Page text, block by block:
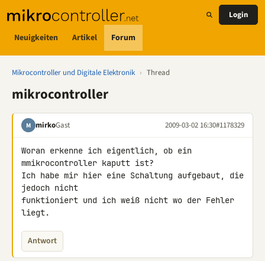
Neuigkeiten Artikel Forum
Login
Mikrocontroller und Digitale Elektronik › Thread
mikrocontroller
M mirkoGast 2009-03-02 16:30#1178329
Woran erkenne ich eigentlich, ob ein
mmikrocontroller kaputt ist?
Ich habe mir hier eine Schaltung aufgebaut, die
jedoch nicht
funktioniert und ich weiß nicht wo der Fehler
liegt.
Antwort